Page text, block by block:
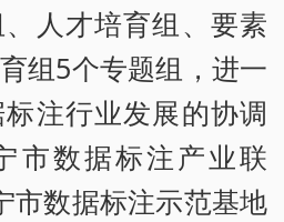
人才培育组、要素
组5个专题组，进一
注行业发展的协调
市数据标注产业联
市数据标注示范基地